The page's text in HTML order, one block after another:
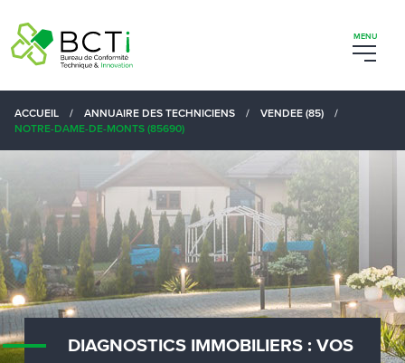
ACCUEIL / ANNUAIRE DES TECHNICIENS / VENDEE (85)
/
NOTRE-DAME-DE-MONTS (85690)
DIAGNOSTICS IMMOBILIERS : VOS